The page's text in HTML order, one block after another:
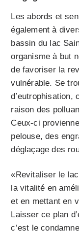
Les abords et
également à
bassin du lac
organisme à but
de favoriser la
vulnérable. Se
d’eutrophisation,
raison des
Ceux-ci
pelouse, des
déglaçage des
«Revitaliser le
la vitalité en
et en mettant en
Laisser ce plan
c’est le